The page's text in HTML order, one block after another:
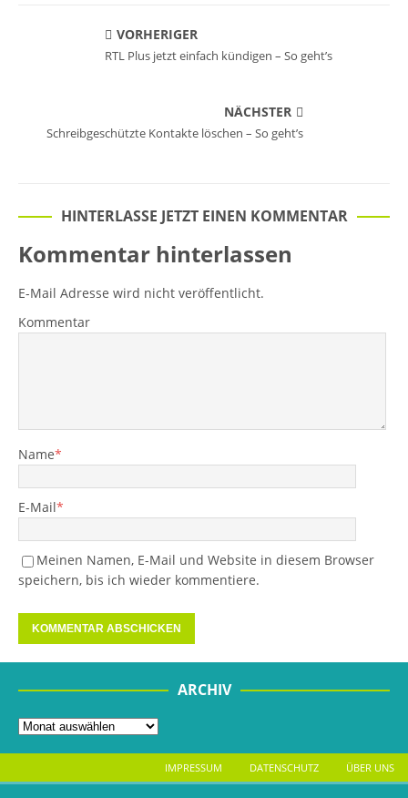
VORHERIGER
RTL Plus jetzt einfach kündigen – So geht’s
NÄCHSTER
Schreibgeschützte Kontakte löschen – So geht’s
HINTERLASSE JETZT EINEN KOMMENTAR
Kommentar hinterlassen
E-Mail Adresse wird nicht veröffentlicht.
Kommentar
Name*
E-Mail*
Meinen Namen, E-Mail und Website in diesem Browser
speichern, bis ich wieder kommentiere.
ARCHIV
IMPRESSUM DATENSCHUTZ ÜBER UNS